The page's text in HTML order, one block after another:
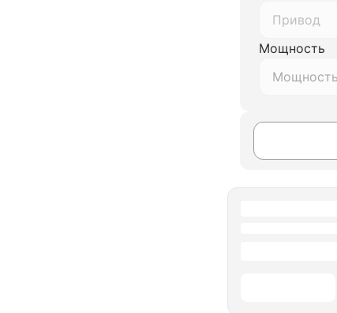
Привод
Мощность